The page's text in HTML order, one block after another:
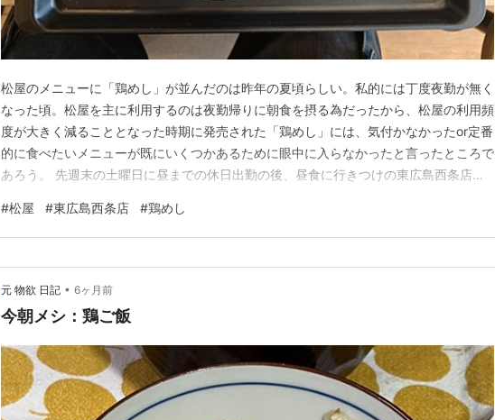
松屋のメニューに「鶏めし」が並んだのは昨年の夏頃らしい。私的には丁度夜勤が無く
なった頃。松屋を主に利用するのは夜勤帰りに朝食を摂る為だったから、松屋の利用頻
度が大きく減ることとなった時期に発売された「鶏めし」には、気付かなかったor定番
的に食べたいメニューが既にいくつかあるために眼中に入らなかったと言ったところで
あろう。 先週末の土曜日に昼までの休日出勤の後、昼食に行きつけの東広島西条店で
了になると知ってからはなおさらだ。 角切りにされた鶏むね肉の一個一個の大きさ、
その鶏むね肉、きざみ海苔、ねぎに覆われたご飯に上から…
#松屋 #東広島西条店 #鶏めし
元 物欲 日記 • 6ヶ月前
今朝メシ：鶏ご飯